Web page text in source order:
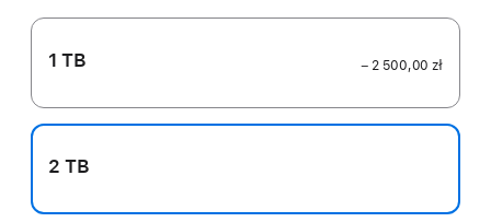
1 TB − 2 500,00 zł
2 TB